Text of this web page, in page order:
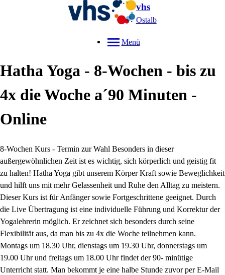
vhs
Ostalb
Menü
Hatha Yoga - 8-Wochen - bis zu
4x die Woche a´90 Minuten -
Online
8-Wochen Kurs - Termin zur Wahl Besonders in dieser
außergewöhnlichen Zeit ist es wichtig, sich körperlich und geistig fit
zu halten! Hatha Yoga gibt unserem Körper Kraft sowie Beweglichkeit
und hilft uns mit mehr Gelassenheit und Ruhe den Alltag zu meistern.
Dieser Kurs ist für Anfänger sowie Fortgeschrittene geeignet. Durch
die Live Übertragung ist eine individuelle Führung und Korrektur der
Yogalehrerin möglich. Er zeichnet sich besonders durch seine
Flexibilität aus, da man bis zu 4x die Woche teilnehmen kann.
Montags um 18.30 Uhr, dienstags um 19.30 Uhr, donnerstags um
19.00 Uhr und freitags um 18.00 Uhr findet der 90- minütige
Unterricht statt. Man bekommt je eine halbe Stunde zuvor per E-Mail